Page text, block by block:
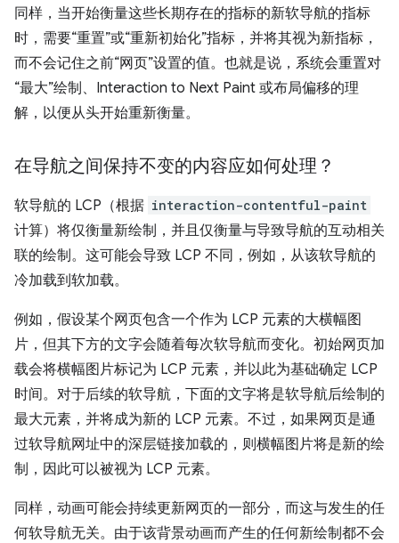
同样，当开始衡量这些长期存在的指标的新软导航的指标
时，需要“重置”或“重新初始化”指标，并将其视为新指标，
而不会记住之前“网页”设置的值。也就是说，系统会重置对
“最大”绘制、Interaction to Next Paint 或布局偏移的理
解，以便从头开始重新衡量。
在导航之间保持不变的内容应如何处理？
软导航的 LCP（根据 interaction-contentful-paint
计算）将仅衡量新绘制，并且仅衡量与导致导航的互动相关
联的绘制。这可能会导致 LCP 不同，例如，从该软导航的
冷加载到软加载。
例如，假设某个网页包含一个作为 LCP 元素的大横幅图
片，但其下方的文字会随着每次软导航而变化。初始网页加
载会将横幅图片标记为 LCP 元素，并以此为基础确定 LCP
时间。对于后续的软导航，下面的文字将是软导航后绘制的
最大元素，并将成为新的 LCP 元素。不过，如果网页是通
过软导航网址中的深层链接加载的，则横幅图片将是新的绘
制，因此可以被视为 LCP 元素。
同样，动画可能会持续更新网页的一部分，而这与发生的任
何软导航无关。由于该背景动画而产生的任何新绘制都不会